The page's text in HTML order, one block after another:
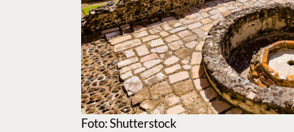
Foto: Shutterstock